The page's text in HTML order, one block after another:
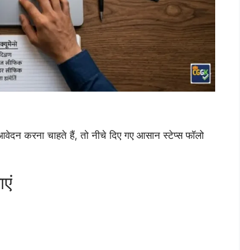
करना चाहते हैं, तो नीचे दिए गए आसान स्टेप्स फॉलो